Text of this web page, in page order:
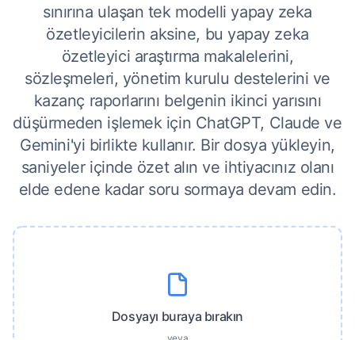
sınırına ulaşan tek modelli yapay zeka
özetleyicilerin aksine, bu yapay zeka
özetleyici araştırma makalelerini,
sözleşmeleri, yönetim kurulu destelerini ve
kazanç raporlarını belgenin ikinci yarısını
düşürmeden işlemek için ChatGPT, Claude ve
Gemini'yi birlikte kullanır. Bir dosya yükleyin,
saniyeler içinde özet alın ve ihtiyacınız olanı
elde edene kadar soru sormaya devam edin.
Dosyayı buraya bırakın